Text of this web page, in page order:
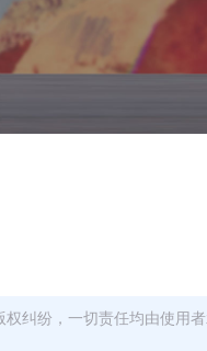
纠纷，一切责任均由使用